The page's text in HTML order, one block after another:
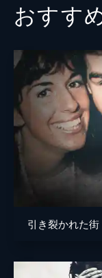
おすす
引き裂かれた